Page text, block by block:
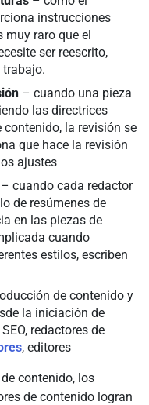
instrucciones
muy raro que el
ser reescrito,
– cuando una pieza
las directrices
la revisión se
que hace la revisión
ajustes
– cuando cada redactor
de resúmenes de
en las piezas de
cuando
estilos, escriben
de contenido y
la iniciación de
redactores de
, editores
contenido, los
de contenido logran